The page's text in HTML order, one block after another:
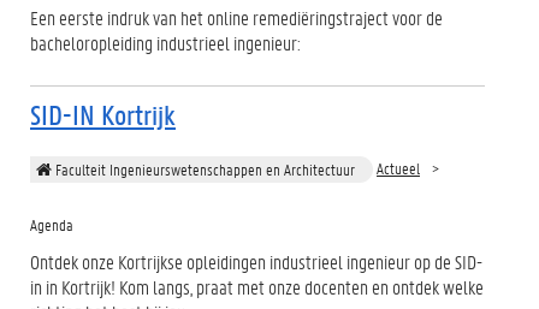
Een eerste indruk van het online remediëringstraject voor de
bacheloropleiding industrieel ingenieur:
SID-IN Kortrijk
Faculteit Ingenieurswetenschappen en Architectuur Actueel
Agenda
Ontdek onze Kortrijkse opleidingen industrieel ingenieur op de SID-
in in Kortrijk! Kom langs, praat met onze docenten en ontdek welke